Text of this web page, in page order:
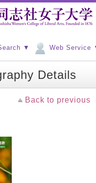
▼ Web Service
Details
Back to previous